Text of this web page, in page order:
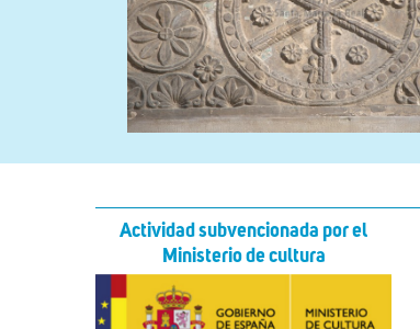
Actividad subvencionada por el
Ministerio de cultura